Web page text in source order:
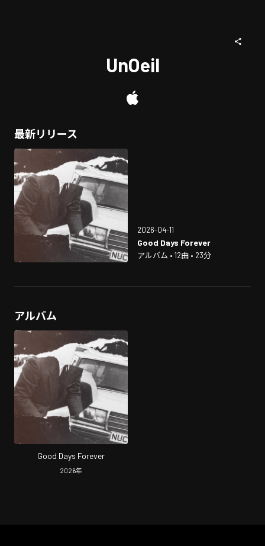
UnOeil
最新リリース
2026-04-11
Good Days Forever
アルバム • 12曲 • 23分
アルバム
Good Days Forever
2026年